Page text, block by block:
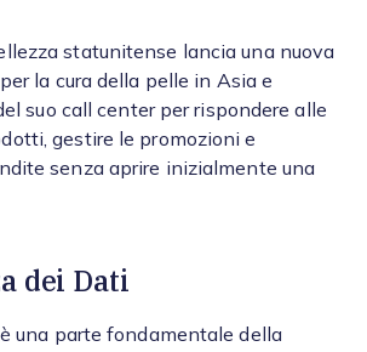
statunitense lancia una nuova
la cura della pelle in Asia e
suo call center per rispondere alle
gestire le promozioni e
senza aprire inizialmente una
dei Dati
una parte fondamentale della